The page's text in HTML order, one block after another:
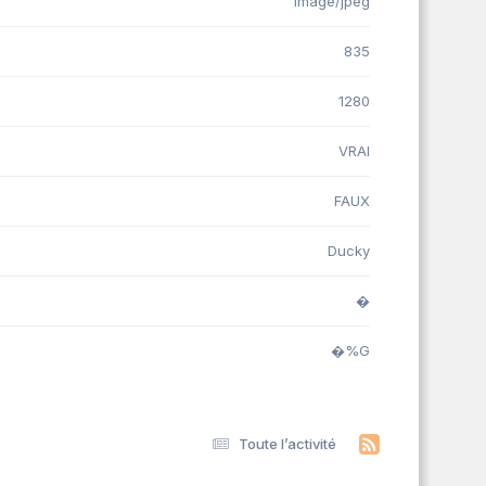
835
1280
VRAI
FAUX
Ducky
�
�%G
Toute l’activité